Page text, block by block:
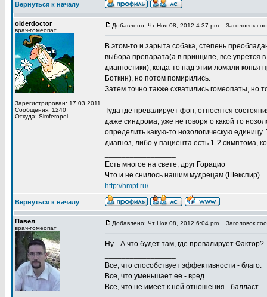
Вернуться к началу
olderdoctor
врач-гомеопат
Зарегистрирован: 17.03.2011
Сообщения: 1240
Откуда: Simferopol
Добавлено: Чт Ноя 08, 2012 4:37 pm Заголовок
В этом-то и зарыта собака, степень
выбора препарата(а в принципе, все упрется
диагностики), когда-то над этим ломали
Боткин), но потом помирились.
Затем точно также схватились гомеопаты, но
Туда где превалирует фон, относятся
даже синдрома, уже не говоря о какой то
определить какую-то нозологическую
диагноз, либо у пациента есть 1-2 симптома,
Есть многое на свете, друг Горацио
Что и не снилось нашим мудрецам.(Шекспир)
http://hmpt.ru/
Вернуться к началу
Павел
врач-гомеопат
Добавлено: Чт Ноя 08, 2012 6:04 pm Заголовок
Ну... А что будет там, где превалирует Фактор?
Все, что способствует эффективности - благо.
Все, что уменьшает ее - вред.
Все, что не имеет к ней отношения - балласт.